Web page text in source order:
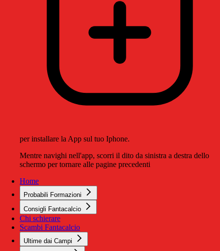
per installare la App sul tuo Iphone.
Mentre navighi nell'app, scorri il dito da sinistra a destra dello
schermo per tornare alle pagine precedenti
Home
Probabili Formazioni
Consigli Fantacalcio
Chi schierare
Scambi Fantacalcio
Ultime dai Campi